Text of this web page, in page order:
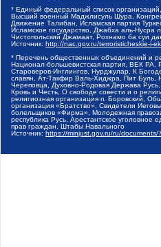
* Единый федеральный список
Высший военный Маджлисуль Шура,
Движение Талибан, Исламская партия
Исламское государство, Джабха аль-
Чистопольский Джамаат, Рохнамо ба суи
Источник: http://nac.gov.ru/terroristicheskie-i-
* Перечень общественных объединений и
Национал-большевистская партия, ВЕК
Староверов-Инглингов, Нурджулар, К
славян, Ат-Такфир Валь-Хиджра, Пит Буль,
Череповца, Духовно-Родовая Держава
Кровь и Честь, О свободе совести и о
религиозная организация п. Боровский,
организация «Братство», Свидетели
болельщиков «Фирма», Молодежная
республика Русь, Арестантское
прав граждан, Штабы Навального
Источник: https://minjust.gov.ru/ru/documents/